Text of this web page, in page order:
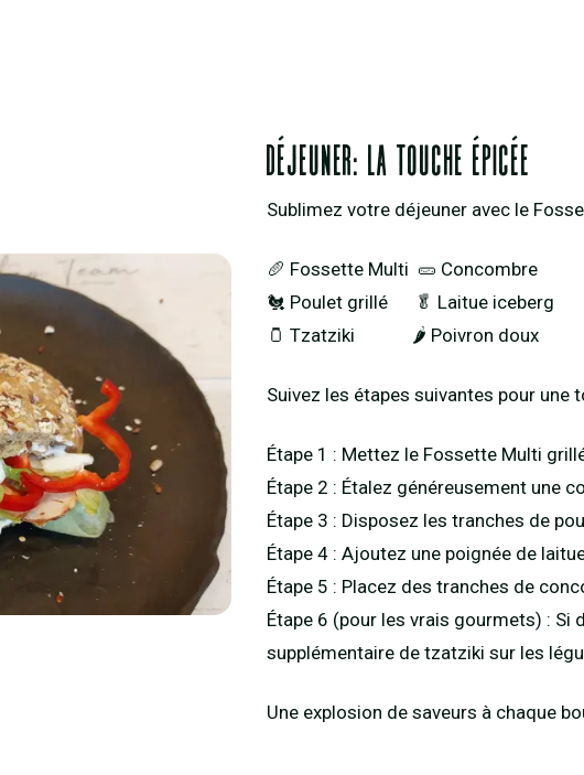
Déjeuner: La touche épicée
Sublimez votre déjeuner avec le
🥖 Fossette Multi 🥒 Concombre
🐔 Poulet grillé 🥬 Laitue iceberg
🫙 Tzatziki 🌶️ Poivron doux
Suivez les étapes suivantes pour une
Étape 1 : Mettez le Fossette Multi
Étape 2 : Étalez généreusement une
Étape 3 : Disposez les tranches de
Étape 4 : Ajoutez une poignée de
Étape 5 : Placez des tranches de
Étape 6 (pour les vrais gourmets) : Si
supplémentaire de tzatziki sur les
Une explosion de saveurs à chaque